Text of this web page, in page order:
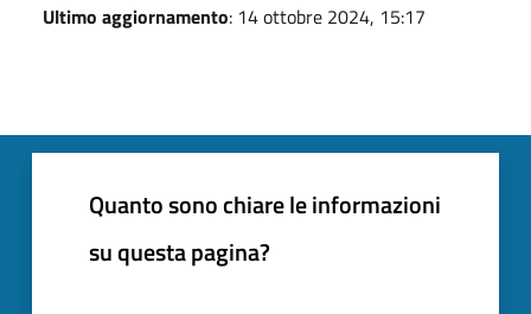
Ultimo aggiornamento: 14 ottobre 2024, 15:17
Quanto sono chiare le informazioni
su questa pagina?